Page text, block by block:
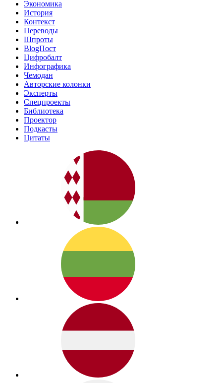
Экономика
История
Контекст
Переводы
Шпроты
BlogПост
Цифробалт
Инфографика
Чемодан
Авторские колонки
Эксперты
Спецпроекты
Библиотека
Проектор
Подкасты
Цитаты